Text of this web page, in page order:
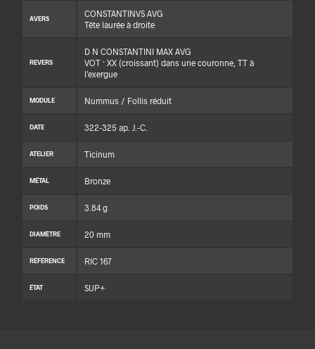
AVERS
CONSTANTINVS AVG
Tête laurée à droite
REVERS
D N CONSTANTINI MAX AVG
VOT · XX (croissant) dans une couronne, TT à
l’exergue
MODULE Nummus / Follis réduit
DATE 322-325 ap. J.-C.
ATELIER Ticinum
MÉTAL Bronze
POIDS 3.84 g
DIAMÈTRE 20 mm
RÉFÉRENCE RIC 167
ÉTAT SUP+